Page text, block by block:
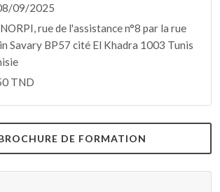
09/2025
rue de l'assistance n°8 par la rue
Savary BP57 cité El Khadra 1003 Tunis
TND
DE FORMATION